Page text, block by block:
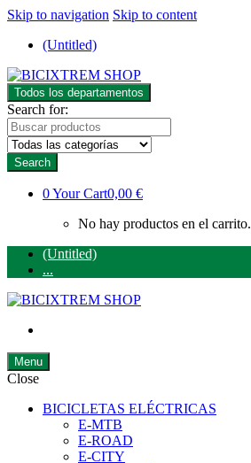
Skip to navigation Skip to content
(Untitled)
Todos los departamentos
Search for:
Search
0Your Cart0,00 €
No hay productos en el carrito.
(Untitled)
...
Menu
Close
BICICLETAS ELÉCTRICAS
E-MTB
E-ROAD
E-CITY